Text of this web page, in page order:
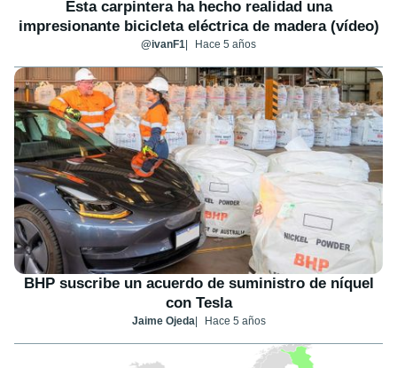
Esta carpintera ha hecho realidad una
impresionante bicicleta eléctrica de madera (vídeo)
@ivanF1 Hace 5 años
BHP suscribe un acuerdo de suministro de níquel
con Tesla
Jaime Ojeda Hace 5 años